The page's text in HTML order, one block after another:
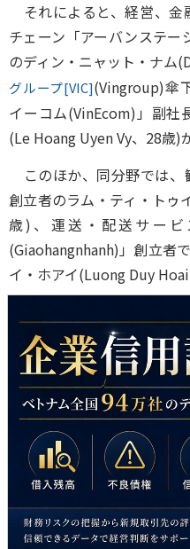
それによると、経営、金
チェーン「アーバンステ
のディン・ニャット・ナム
グループ[VIC](Vingroup)傘
イーコム(VinEcom)」副社
(Le Hoang Uyen Vy、28歳)
このほか、同分野では、
創立者のラム・ティ・ト
歳)、運送・配送サー
(Giaohangnhanh)」創立者
イ・ホアイ(Luong Duy